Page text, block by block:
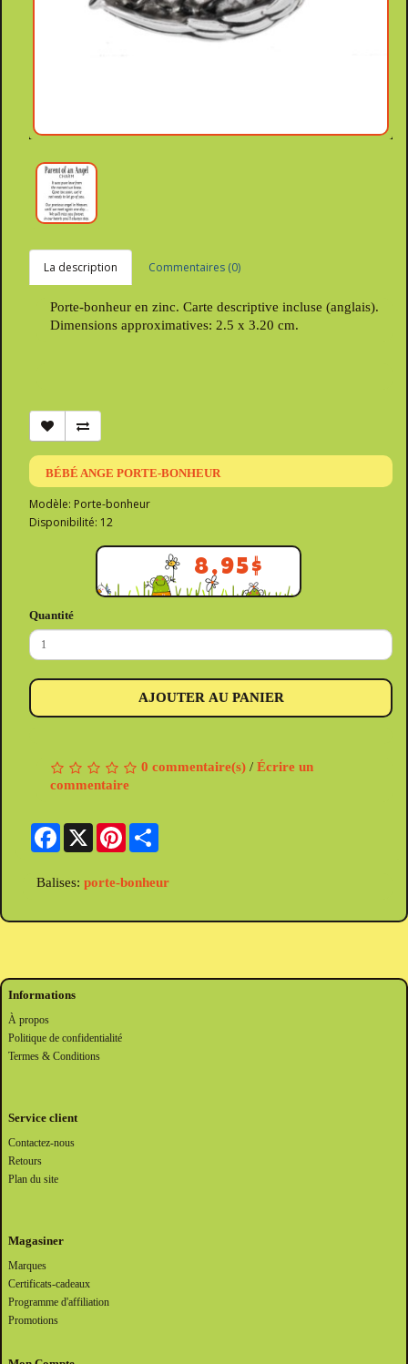
La description Commentaires (0)
Porte-bonheur en zinc. Carte descriptive incluse (anglais).
Dimensions approximatives: 2.5 x 3.20 cm.
BÉBÉ ANGE PORTE-BONHEUR
Modèle: Porte-bonheur
Disponibilité: 12
8,95$
Quantité
AJOUTER AU PANIER
0 commentaire(s) / Écrire un
commentaire
Facebook
X Pinterest
Balises: porte-bonheur
Informations
À propos
Politique de confidentialité
Termes & Conditions
Service client
Contactez-nous
Retours
Plan du site
Magasiner
Marques
Certificats-cadeaux
Programme d'affiliation
Promotions